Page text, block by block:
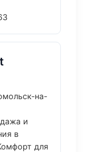
на-
и
в
для